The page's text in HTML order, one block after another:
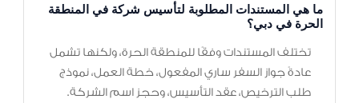
ما هي المستندات المطلوبة لتأسيس شركة في المنطقة
الحرة في دبي؟
تختلف المستندات وفقًا للمنطقة الحرة، ولكنها تشمل
عادةً جواز السفر ساري المفعول، خطة العمل، نموذج
طلب الترخيص، عقد التأسيس، وحجز اسم الشركة.